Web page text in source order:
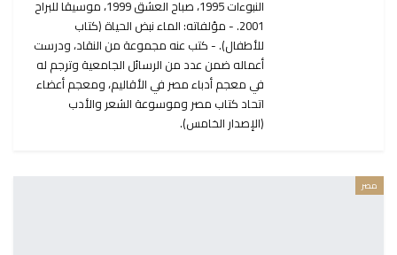
النبوءات 1995، صباح العشق 1999، موسيقا للبراح
2001. - مؤلفاته: الماء نبض الحياة (كتاب
للأطفال). - كتب عنه مجموعة من النقاد، ودرست
أعماله ضمن عدد من الرسائل الجامعية وترجم له
في معجم أدباء مصر في الأقاليم، ومعجم أعضاء
اتحاد كتاب مصر وموسوعة الشعر والأدب
(الإصدار الخامس).
مصر